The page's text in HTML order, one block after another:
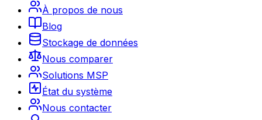
À propos de nous
Blog
Stockage de données
Nous comparer
Solutions MSP
État du système
Nous contacter